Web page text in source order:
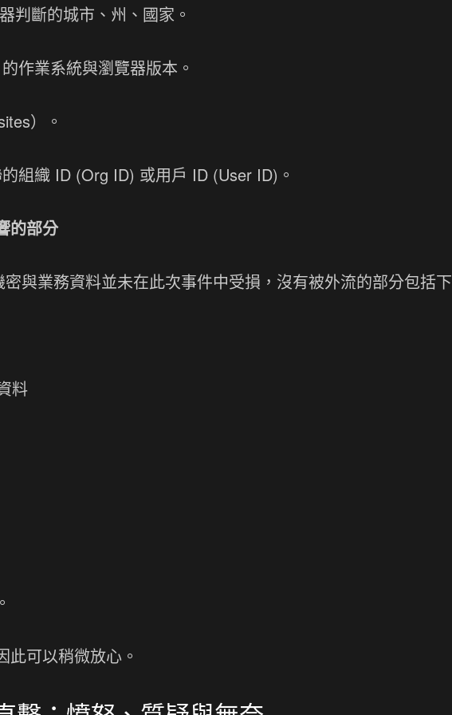
判斷的城市、州、國家。
作業系統與瀏覽器版本。
）。
組織 ID (Org ID) 或用戶 ID (User ID)。
的部分
與業務資料並未在此次事件中受損，沒有被外流的部分包括
料
此可以稍微放心。